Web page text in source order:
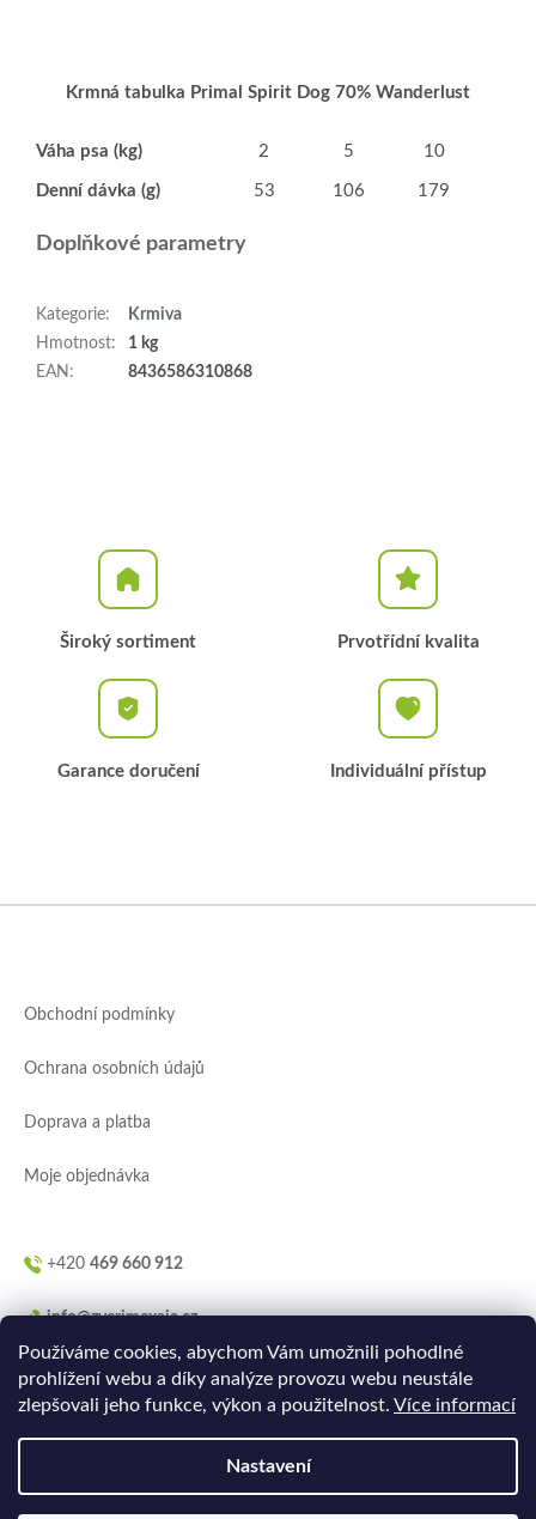
Používáme cookies, abychom Vám umožnili pohodlné
prohlížení webu a díky analýze provozu webu neustále
zlepšovali jeho funkce, výkon a použitelnost. Více informací
Nastavení
Krmná tabulka Primal Spirit Dog 70% Wanderlust
Váha psa (kg) 2 5 10
Denní dávka (g) 53 106 179
Doplňkové parametry
Kategorie:
Krmiva
Hmotnost:
1 kg
EAN : 8436586310868
Široký sortiment Prvotřídní kvalita
Garance doručení Individuální přístup
Obchodní podmínky
Ochrana osobních údajů
Doprava a platba
Moje objednávka
+420 469 660 912
info@zverimexaja.cz
VytvořiloLer.studio